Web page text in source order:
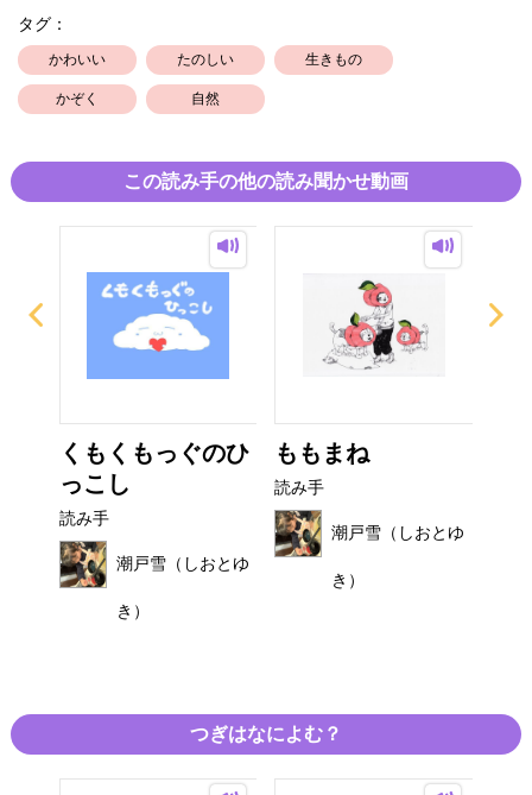
タグ：
かわいい たのしい 生きもの
かぞく 自然
この読み手の他の読み聞かせ動画
くもくもっぐのひ
っこし
読み手
潮戸雪（しおとゆ
き）
ももまね
読み手
潮戸雪（しおとゆ
き）
つぎはなによむ？